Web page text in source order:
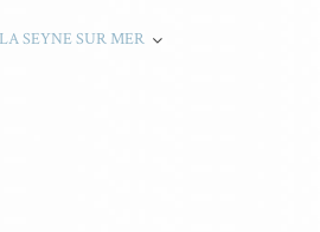
SEYNE SUR MER